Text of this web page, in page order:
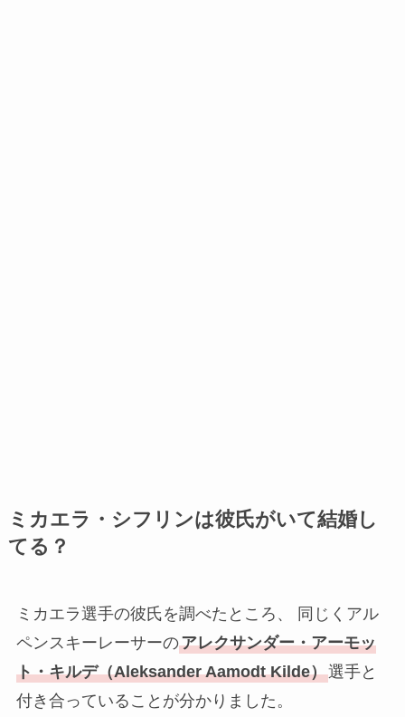
ミカエラ・シフリンは彼氏がいて結婚し
てる？
ミカエラ選手の彼氏を調べたところ、 同じくアル
ペンスキーレーサーのアレクサンダー・アーモッ
ト・キルデ（Aleksander Aamodt Kilde）選手と
付き合っていることが分かりました。